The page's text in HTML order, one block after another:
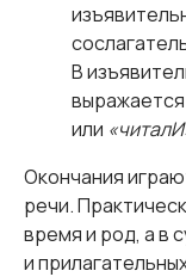
В
или
Окончания
речи.
время и род, а в
и